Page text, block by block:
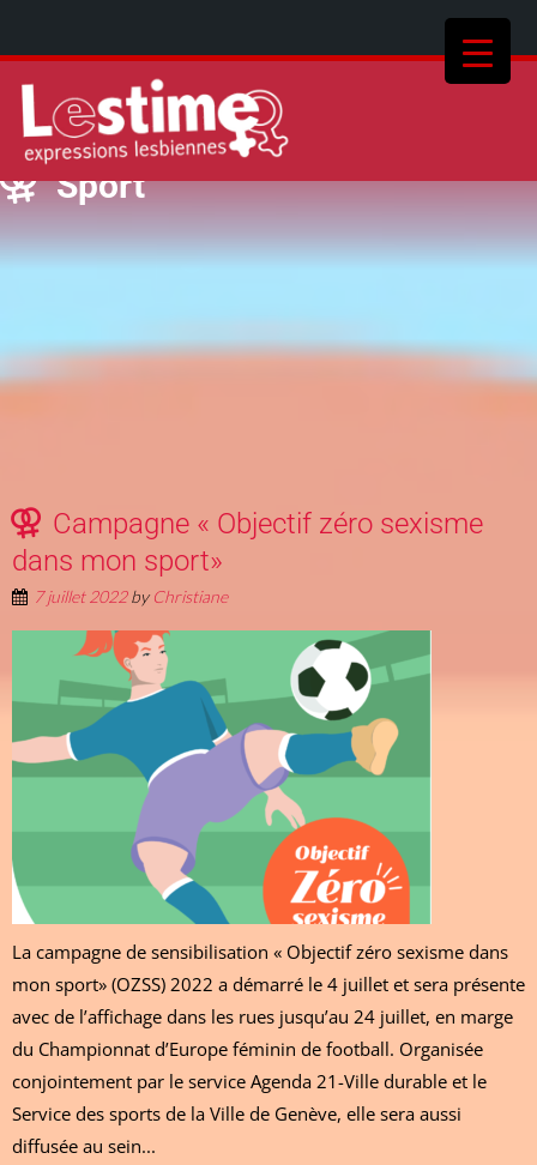
Sport
Campagne « Objectif zéro sexisme
dans mon sport»
7 juillet 2022byChristiane
La campagne de sensibilisation « Objectif zéro sexisme dans
mon sport» (OZSS) 2022 a démarré le 4 juillet et sera présente
avec de l’affichage dans les rues jusqu’au 24 juillet, en marge
du Championnat d’Europe féminin de football. Organisée
conjointement par le service Agenda 21-Ville durable et le
Service des sports de la Ville de Genève, elle sera aussi
diffusée au sein...